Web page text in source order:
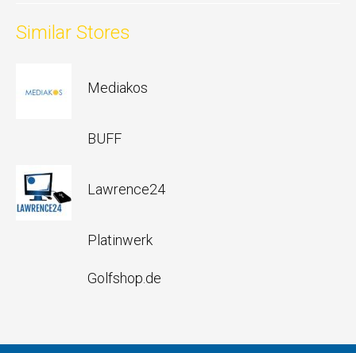
Similar Stores
Mediakos
BUFF
Lawrence24
Platinwerk
Golfshop.de